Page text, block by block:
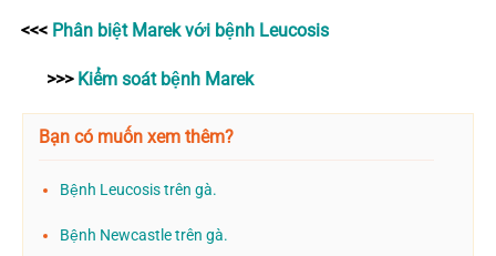
<<< Phân biệt Marek với bệnh Leucosis
>>> Kiểm soát bệnh Marek
Bạn có muốn xem thêm?
Bệnh Leucosis trên gà.
Bệnh Newcastle trên gà.